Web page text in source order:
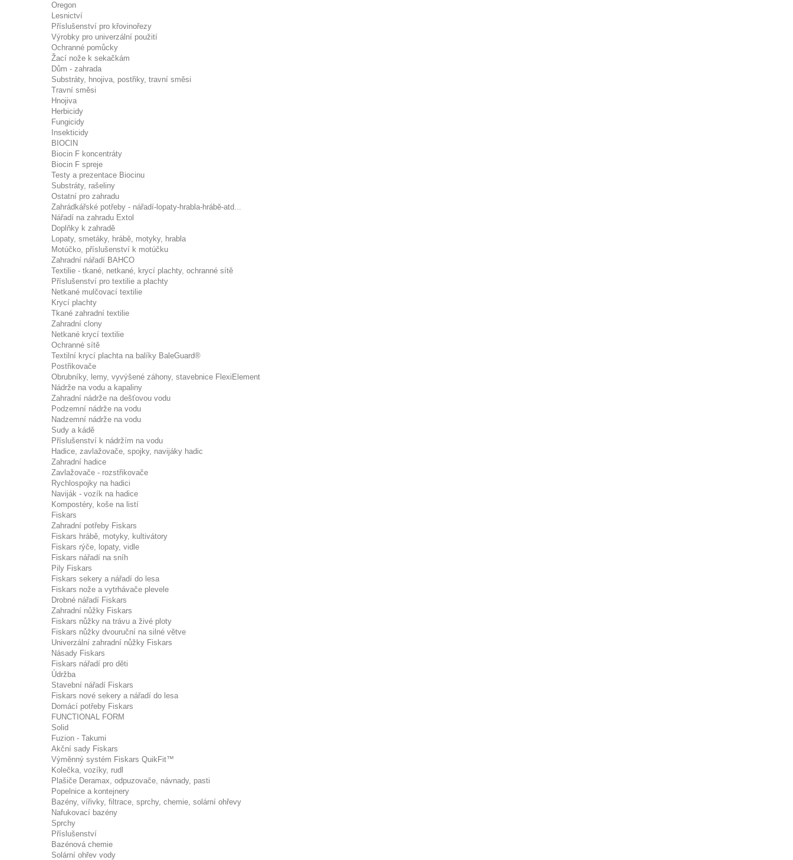
Oregon
Lesnictví
Příslušenství pro křovinořezy
Výrobky pro univerzální použití
Ochranné pomůcky
Žací nože k sekačkám
Dům - zahrada
Substráty, hnojiva, postřiky, travní směsi
Travní směsi
Hnojiva
Herbicidy
Fungicidy
Insekticidy
BIOCIN
Biocin F koncentráty
Biocin F spreje
Testy a prezentace Biocinu
Substráty, rašeliny
Ostatní pro zahradu
Zahrádkářské potřeby - nářadí-lopaty-hrabla-hrábě-atd...
Nářadí na zahradu Extol
Doplňky k zahradě
Lopaty, smetáky, hrábě, motyky, hrabla
Motúčko, příslušenství k motúčku
Zahradní nářadí BAHCO
Textilie - tkané, netkané, krycí plachty, ochranné sítě
Příslušenství pro textilie a plachty
Netkané mulčovací textilie
Krycí plachty
Tkané zahradní textilie
Zahradní clony
Netkané krycí textilie
Ochranné sítě
Textilní krycí plachta na balíky BaleGuard®
Postřikovače
Obrubníky, lemy, vyvýšené záhony, stavebnice FlexiElement
Nádrže na vodu a kapaliny
Zahradní nádrže na dešťovou vodu
Podzemní nádrže na vodu
Nadzemní nádrže na vodu
Sudy a kádě
Příslušenství k nádržím na vodu
Hadice, zavlažovače, spojky, navijáky hadic
Zahradní hadice
Zavlažovače - rozstřikovače
Rychlospojky na hadici
Naviják - vozík na hadice
Kompostéry, koše na listí
Fiskars
Zahradní potřeby Fiskars
Fiskars hrábě, motyky, kultivátory
Fiskars rýče, lopaty, vidle
Fiskars nářadí na sníh
Pily Fiskars
Fiskars sekery a nářadí do lesa
Fiskars nože a vytrhávače plevele
Drobné nářadí Fiskars
Zahradní nůžky Fiskars
Fiskars nůžky na trávu a živé ploty
Fiskars nůžky dvouruční na silné větve
Univerzální zahradní nůžky Fiskars
Násady Fiskars
Fiskars nářadí pro děti
Údržba
Stavební nářadí Fiskars
Fiskars nové sekery a nářadí do lesa
Domácí potřeby Fiskars
FUNCTIONAL FORM
Solid
Fuzion - Takumi
Akční sady Fiskars
Výměnný systém Fiskars QuikFit™
Kolečka, vozíky, rudl
Plašiče Deramax, odpuzovače, návnady, pasti
Popelnice a kontejnery
Bazény, vířivky, filtrace, sprchy, chemie, solární ohřevy
Nafukovací bazény
Sprchy
Příslušenství
Bazénová chemie
Solární ohřev vody